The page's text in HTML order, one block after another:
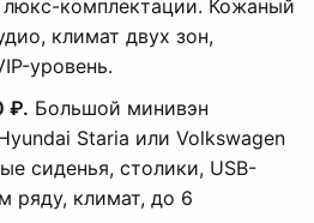
люкс-комплектации. Кожаный
климат двух зон,
уровень.
₽. Большой минивэн
Staria или Volkswagen
сиденья, столики, USB-
ряду, климат, до 6